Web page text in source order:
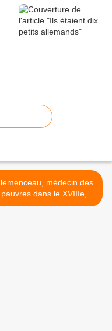
médecin des
pauvres dans le XVIIIe,
que « l’usage et